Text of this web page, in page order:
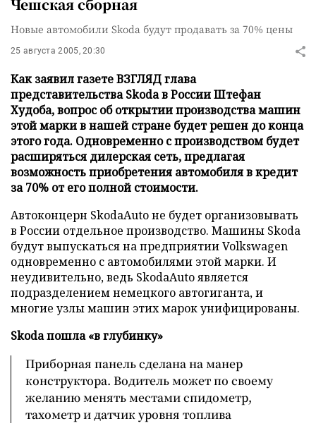
Чешская сборная
Новые автомобили Skoda будут продавать за 70% цены
25 августа 2005, 20:30
Как заявил газете ВЗГЛЯД глава
представительства Skoda в России Штефан
Худоба, вопрос об открытии производства машин
этой марки в нашей стране будет решен до конца
этого года. Одновременно с производством будет
расширяться дилерская сеть, предлагая
возможность приобретения автомобиля в кредит
за 70% от его полной стоимости.
Автоконцерн SkodaAuto не будет организовывать
в России отдельное производство. Машины Skoda
будут выпускаться на предприятии Volkswagen
одновременно с автомобилями этой марки. И
неудивительно, ведь SkodaAuto является
подразделением немецкого автогиганта, и
многие узлы машин этих марок унифицированы.
Skoda пошла «в глубинку»
Приборная панель сделана на манер
конструктора. Водитель может по своему
желанию менять местами спидометр,
тахометр и датчик уровня топлива